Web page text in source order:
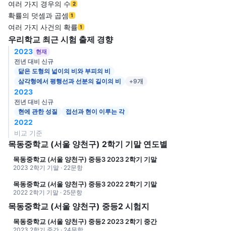
여러 가지 경우의 수 2
확률의 덧셈과 곱셈 1
여러 가지 사건의 확률 1
우리학교 최근 시험 출제 경향
2023 현재
전년 대비 신규
닮은 도형의 넓이의 비와 부피의 비
삼각형에서 평행선과 선분의 길이의 비
+9개
2023
전년 대비 신규
현에 관한 성질
접선과 현이 이루는 각
2022
비교 기준
목동중학교 (서울 양천구) 2학기 기말 연도별
목동중학교 (서울 양천구) 중등3 2023 2학기 기말
2023 2학기 기말 · 22문항
목동중학교 (서울 양천구) 중등3 2022 2학기 기말
2022 2학기 기말 · 25문항
목동중학교 (서울 양천구) 중등2 시험지
목동중학교 (서울 양천구) 중등2 2023 2학기 중간